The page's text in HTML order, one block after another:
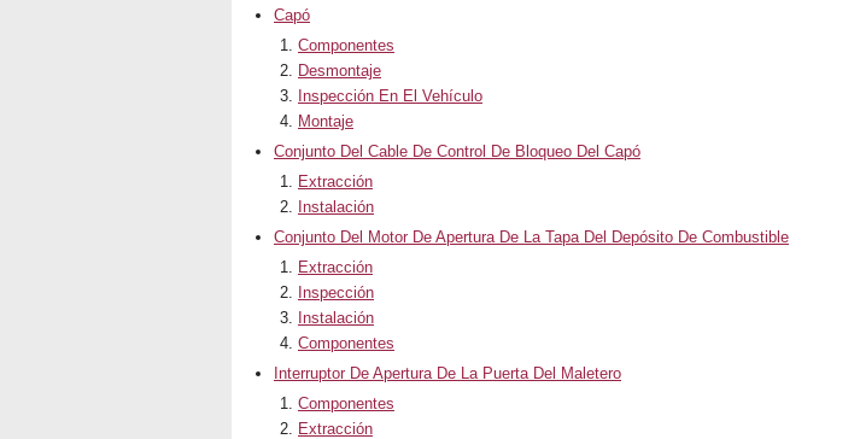
Capó
Componentes
Desmontaje
Inspección En El Vehículo
Montaje
Conjunto Del Cable De Control De Bloqueo Del Capó
Extracción
Instalación
Conjunto Del Motor De Apertura De La Tapa Del Depósito De Combustible
Extracción
Inspección
Instalación
Componentes
Interruptor De Apertura De La Puerta Del Maletero
Componentes
Extracción